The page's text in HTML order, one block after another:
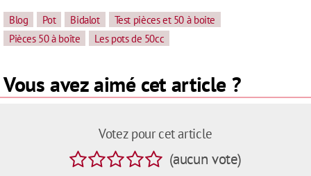
Blog Pot Bidalot
Test pièces et 50 à boite
Pièces 50 à boîte
Les pots de 50cc
Vous avez aimé cet article ?
Votez pour cet article
(aucun vote)